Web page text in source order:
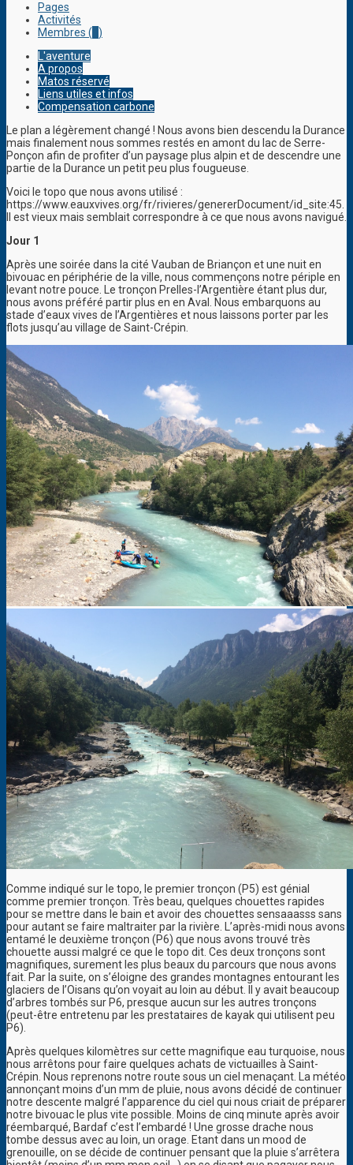
Pages
Activités
Membres ( )
L'aventure
A propos
Matos réservé
Liens utiles et infos
Compensation carbone
Le plan a légèrement changé ! Nous avons bien descendu la Durance
mais finalement nous sommes restés en amont du lac de Serre-
Ponçon afin de profiter d’un paysage plus alpin et de descendre une
partie de la Durance un petit peu plus fougueuse.
Voici le topo que nous avons utilisé :
https://www.eauxvives.org/fr/rivieres/genererDocument/id_site:45.
Il est vieux mais semblait correspondre à ce que nous avons navigué.
Jour 1
Après une soirée dans la cité Vauban de Briançon et une nuit en
bivouac en périphérie de la ville, nous commençons notre périple en
levant notre pouce. Le tronçon Prelles-l’Argentière étant plus dur,
nous avons préféré partir plus en en Aval. Nous embarquons au
stade d’eaux vives de l’Argentières et nous laissons porter par les
flots jusqu’au village de Saint-Crépin.
Comme indiqué sur le topo, le premier tronçon (P5) est génial
comme premier tronçon. Très beau, quelques chouettes rapides
pour se mettre dans le bain et avoir des chouettes sensaaasss sans
pour autant se faire maltraiter par la rivière. L’après-midi nous avons
entamé le deuxième tronçon (P6) que nous avons trouvé très
chouette aussi malgré ce que le topo dit. Ces deux tronçons sont
magnifiques, surement les plus beaux du parcours que nous avons
fait. Par la suite, on s’éloigne des grandes montagnes entourant les
glaciers de l’Oisans qu’on voyait au loin au début. Il y avait beaucoup
d’arbres tombés sur P6, presque aucun sur les autres tronçons
(peut-être entretenu par les prestataires de kayak qui utilisent peu
P6).
Après quelques kilomètres sur cette magnifique eau turquoise, nous
nous arrêtons pour faire quelques achats de victuailles à Saint-
Crépin. Nous reprenons notre route sous un ciel menaçant. La météo
annonçant moins d’un mm de pluie, nous avons décidé de continuer
notre descente malgré l’apparence du ciel qui nous criait de préparer
notre bivouac le plus vite possible. Moins de cinq minute après avoir
réembarqué, Bardaf c’est l’embardé ! Une grosse drache nous
tombe dessus avec au loin, un orage. Etant dans un mood de
grenouille, on se décide de continuer pensant que la pluie s’arrêtera